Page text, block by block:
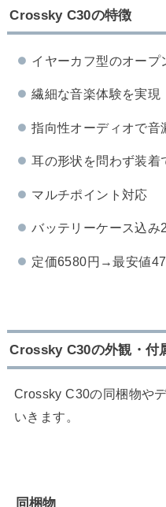
Crossky C30の特徴
イヤーカフ型のオープ
繊細な音楽体験を実現
指向性オーディオで音
耳の形状を問わず装着
マルチポイント対応
バッテリーケース込み
定価6580円→最安値
Crossky C30の外観・付
Crossky C30の同梱物や
いきます。
同梱物